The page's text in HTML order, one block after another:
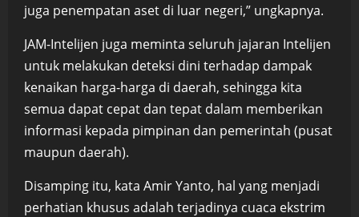
juga penempatan aset di luar negeri,” ungkapnya.
JAM-Intelijen juga meminta seluruh jajaran Intelijen
untuk melakukan deteksi dini terhadap dampak
kenaikan harga-harga di daerah, sehingga kita
semua dapat cepat dan tepat dalam memberikan
informasi kepada pimpinan dan pemerintah (pusat
maupun daerah).
Disamping itu, kata Amir Yanto, hal yang menjadi
perhatian khusus adalah terjadinya cuaca ekstrim